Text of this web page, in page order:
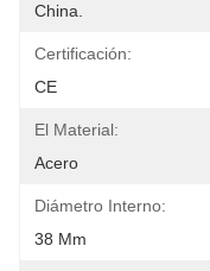
China.
Certificación:
CE
El Material:
Acero
Diámetro Interno:
38 Mm